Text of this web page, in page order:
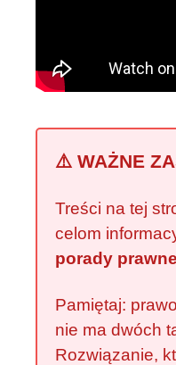
⚠️ WAŻNE
Treści na tej
celom
porady
Pamiętaj:
nie ma dwóch
Rozwiązanie,